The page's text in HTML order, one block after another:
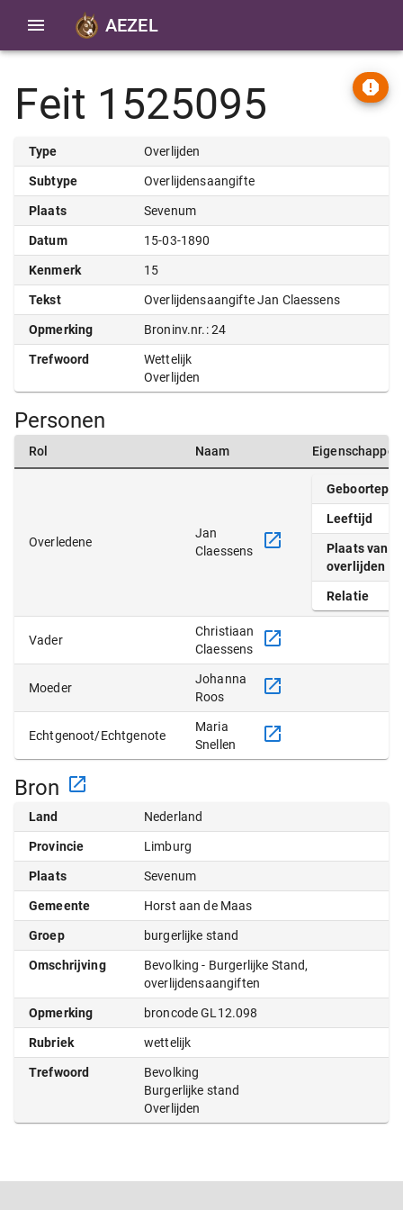
AEZEL
Feit 1525095
Type Overlijden
Subtype Overlijdensaangifte
Plaats Sevenum
Datum 15-03-1890
Kenmerk 15
Tekst Overlijdensaangifte Jan Claessens
Opmerking Broninv.nr.: 24
Trefwoord
Wettelijk
Overlijden
Personen
Rol Naam Eigenschappen
Overledene
Jan
Claessens
Leeftijd
Plaats van
overlijden
Relatie
Vader
Christiaan
Claessens
Moeder
Johanna
Roos
Echtgenoot/Echtgenote
Maria
Snellen
Bron
Land Nederland
Provincie Limburg
Plaats Sevenum
Gemeente Horst aan de Maas
Groep burgerlijke stand
Omschrijving
Bevolking - Burgerlijke Stand,
overlijdensaangiften
Opmerking broncode GL12.098
Rubriek wettelijk
Trefwoord
Bevolking
Burgerlijke stand
Overlijden